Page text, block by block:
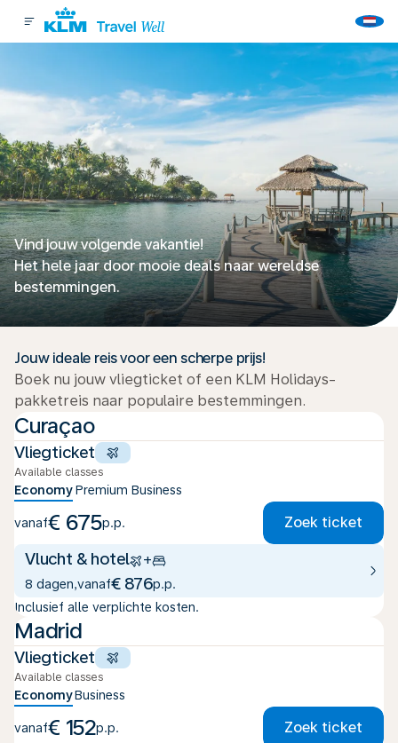
Vind jouw volgende vakantie!
Het hele jaar door mooie deals naar wereldse
bestemmingen.
Jouw ideale reis voor een scherpe prijs!
Boek nu jouw vliegticket of een KLM Holidays-
pakketreis naar populaire bestemmingen.
Curaçao
Vliegticket
Available classes
EconomyPremium Business
vanaf€ 675p.p. Zoek ticket
Vlucht & hotel +
8 dagen,vanaf€ 876p.p.
Inclusief alle verplichte kosten.
Madrid
Vliegticket
Available classes
EconomyBusiness
vanaf€ 152p.p. Zoek ticket